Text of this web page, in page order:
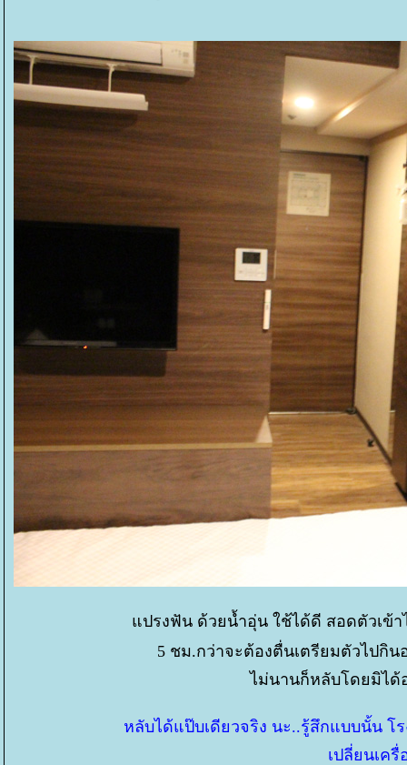
ปรงฟัน ด้วยน้ำอุ่น ใช้ได้ดี สอดตัวเข้า
5 ชม.กว่าจะต้องตื่นเตรียมตัวไปกิน
ไม่นานก็หลับโดยมิได้
หลับได้แป๊บเดียวจริง นะ..รู้สึกแบบนั้น
เปลี่ยนเค